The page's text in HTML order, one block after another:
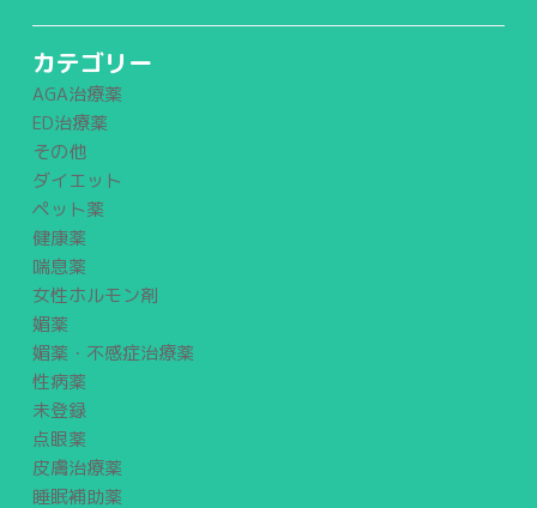
カテゴリー
AGA治療薬
ED治療薬
その他
ダイエット
ペット薬
健康薬
喘息薬
女性ホルモン剤
媚薬
媚薬・不感症治療薬
性病薬
未登録
点眼薬
皮膚治療薬
睡眠補助薬